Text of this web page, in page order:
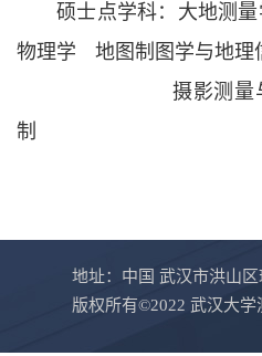
硕士点学科：大地测
物理学
地图制图学与地理
摄影测量
制
地址：中国 武汉市洪山
版权所有©2022 武汉大学